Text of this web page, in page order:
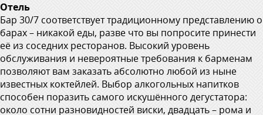
Отель
Бар 30/7 соответствует традиционному представлению о
барах – никакой еды, разве что вы попросите принести
её из соседних ресторанов. Высокий уровень
обслуживания и невероятные требования к барменам
позволяют вам заказать абсолютно любой из ныне
известных коктейлей. Выбор алкогольных напитков
способен поразить самого искушённого дегустатора:
около сотни разновидностей виски, двадцать – рома и